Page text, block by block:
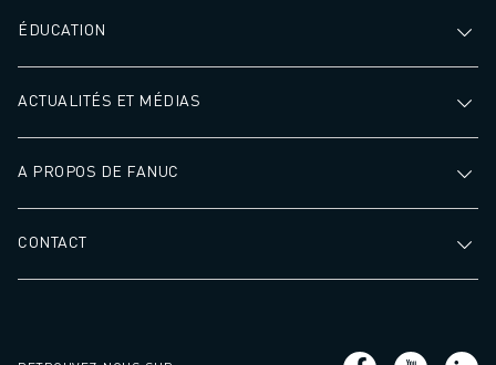
ÉDUCATION
ACTUALITÉS ET MÉDIAS
A PROPOS DE FANUC
CONTACT